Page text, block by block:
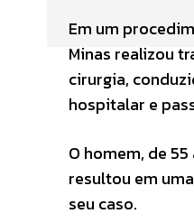
Em um
Minas realizou
cirurgia,
hospitalar e
O homem, de
resultou em
seu caso.